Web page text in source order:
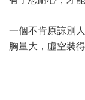
一個不肯原諒別
胸量大，虛空裝